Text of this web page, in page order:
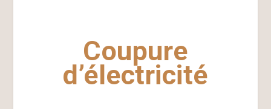
Coupure
d’électricité